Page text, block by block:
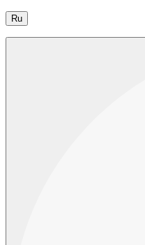
Ru